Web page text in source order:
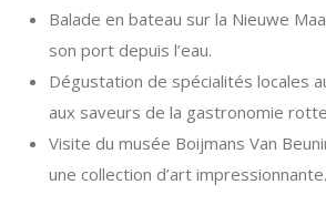
Balade en bateau sur la Nieuwe
son port depuis l’eau.
Dégustation de spécialités locales
aux saveurs de la gastronomie
Visite du musée Boijmans Van
une collection d’art impressionnante.